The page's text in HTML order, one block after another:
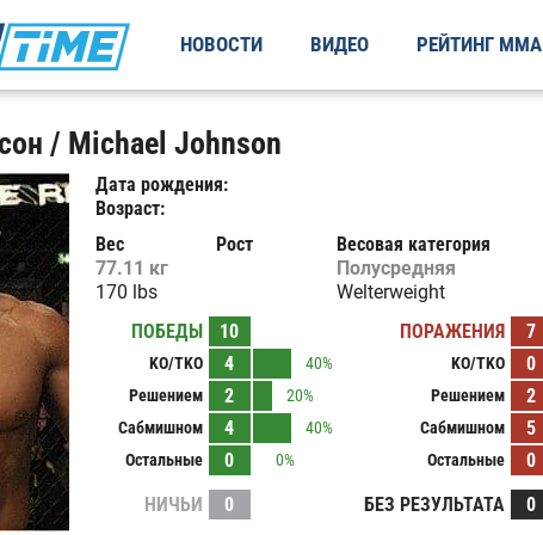
НОВОСТИ ВИДЕО РЕЙТИНГ ММА
/ Michael Johnson
Дата рождения:
Возраст:
Вес
77.11 кг
170 lbs
Рост
Весовая категория
Полусредняя
Welterweight
ПОБЕДЫ
10
KO/TKO 4
40%
Решением
2
20%
Сабмишном
4
40%
Остальные
0 0%
ПОРАЖЕНИЯ 7
KO/TKO 0
Решением
2
Сабмишном
5
Остальные
0
НИЧЬИ 0 БЕЗ РЕЗУЛЬТАТА 0